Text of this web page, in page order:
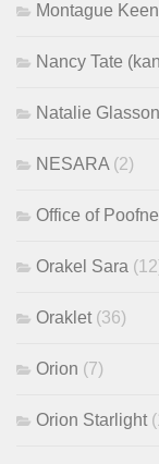
Montague Keen
Nancy Tate
Natalie Glasson
NESARA(2)
Office of
Orakel Sara
Oraklet(36)
Orion (7)
Orion Starlight